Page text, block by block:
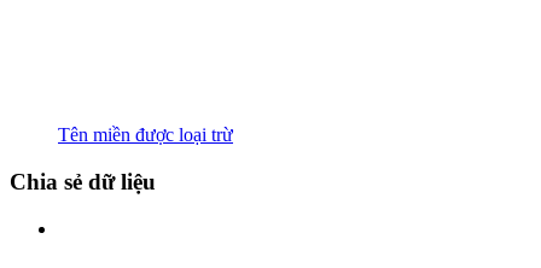
Tên miền được loại trừ
Chia sẻ dữ liệu